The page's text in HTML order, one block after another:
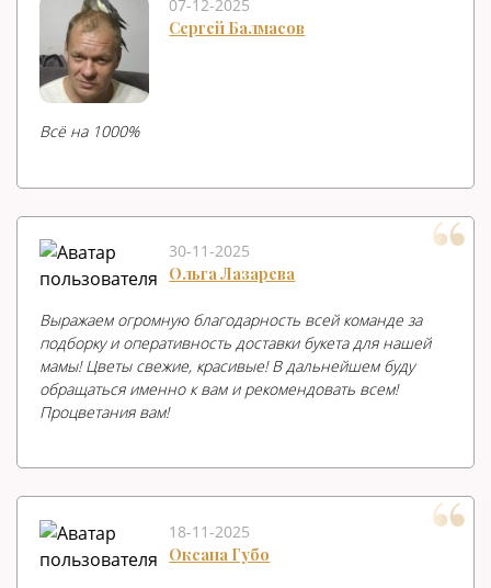
07-12-2025
Сергей Балмасов
Всë на 1000%
30-11-2025
Ольга Лазарева
Выражаем огромную благодарность всей команде за
подборку и оперативность доставки букета для нашей
мамы! Цветы свежие, красивые! В дальнейшем буду
обращаться именно к вам и рекомендовать всем!
Процветания вам!
18-11-2025
Оксана Губо